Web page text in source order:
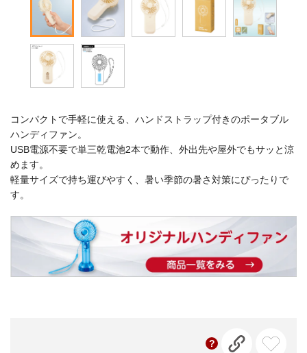
コンパクトで手軽に使える、ハンドストラップ付きのポータブル
ハンディファン。
USB電源不要で単三乾電池2本で動作、外出先や屋外でもサッと涼
めます。
軽量サイズで持ち運びやすく、暑い季節の暑さ対策にぴったりで
す。